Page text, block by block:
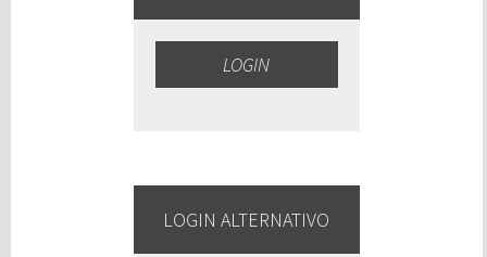
LOGIN
LOGIN ALTERNATIVO